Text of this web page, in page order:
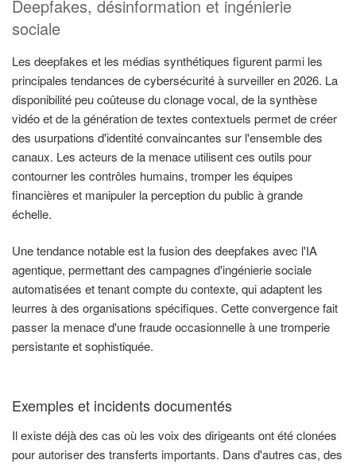
Deepfakes, désinformation et ingénierie
sociale
Les deepfakes et les médias synthétiques figurent parmi les
principales tendances de cybersécurité à surveiller en 2026. La
disponibilité peu coûteuse du clonage vocal, de la synthèse
vidéo et de la génération de textes contextuels permet de créer
des usurpations d'identité convaincantes sur l'ensemble des
canaux. Les acteurs de la menace utilisent ces outils pour
contourner les contrôles humains, tromper les équipes
financières et manipuler la perception du public à grande
échelle.
Une tendance notable est la fusion des deepfakes avec l'IA
agentique, permettant des campagnes d'ingénierie sociale
automatisées et tenant compte du contexte, qui adaptent les
leurres à des organisations spécifiques. Cette convergence fait
passer la menace d'une fraude occasionnelle à une tromperie
persistante et sophistiquée.
Exemples et incidents documentés
Il existe déjà des cas où les voix des dirigeants ont été clonées
pour autoriser des transferts importants. Dans d'autres cas, des